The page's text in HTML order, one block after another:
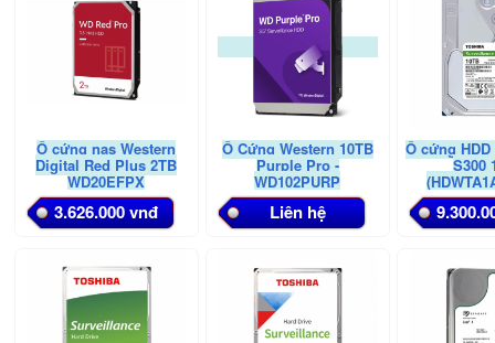
Ổ cứng nas Western
Digital Red Plus 2TB
WD20EFPX
3.626.000 vnđ
Ổ Cứng Western 10TB
Purple Pro -
WD102PURP
Liên hệ
Ổ cứng
S300